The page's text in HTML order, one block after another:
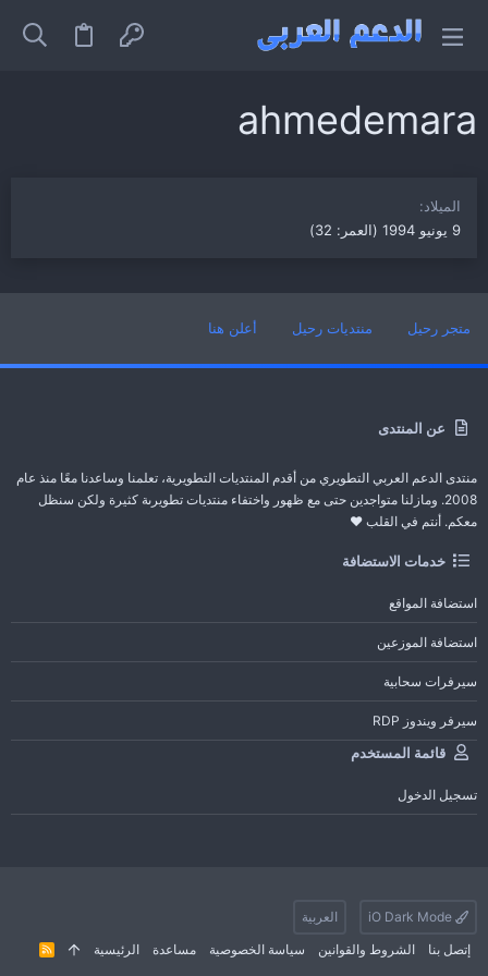
ahmedemara
الميلاد
9 يونيو 1994 (العمر: 32)
عن المنتدى
منتدى الدعم العربي التطويري من أقدم المنتديات التطويرية، تعلمنا وساعدنا معًا منذ عام
2008. ومازلنا متواجدين حتى مع ظهور واختفاء منتديات تطويرىة كثيرة ولكن سنظل
معكم. أنتم في القلب ❤️
خدمات الاستضافة
استضافة المواقع
استضافة الموزعين
سيرفرات سحابية
سيرفر ويندوز RDP
قائمة المستخدم
تسجيل الدخول
متجر رحيل منتديات رحيل أعلن هنا
العربية
إتصل بنا
الشروط والقوانين سياسة الخصوصية مساعدة الرئيسية
R